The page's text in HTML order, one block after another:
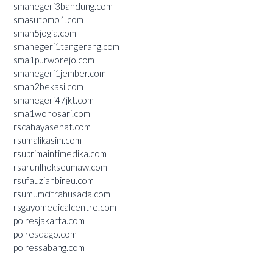
smanegeri3bandung.com
smasutomo1.com
sman5jogja.com
smanegeri1tangerang.com
sma1purworejo.com
smanegeri1jember.com
sman2bekasi.com
smanegeri47jkt.com
sma1wonosari.com
rscahayasehat.com
rsumalikasim.com
rsuprimaintimedika.com
rsarunlhokseumaw.com
rsufauziahbireu.com
rsumumcitrahusada.com
rsgayomedicalcentre.com
polresjakarta.com
polresdago.com
polressabang.com